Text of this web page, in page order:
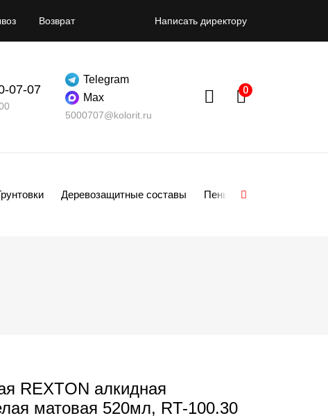
Возврат Написать директору
07-07
Telegram
Max
5000707@kolorit.ru
Деревозащитные составы Пены
REXTON алкидная
матовая 520мл, RT-100.30